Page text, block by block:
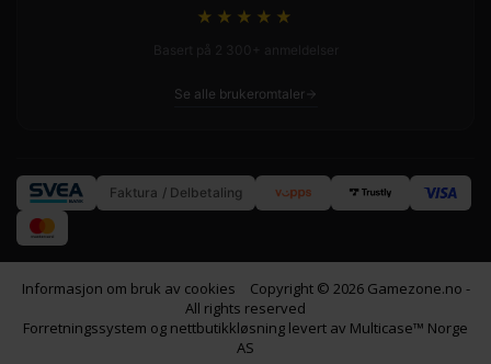
★★★★ ★
Se alle brukeromtaler
Faktura / Delbetaling
Informasjon om bruk av cookies
Copyright © 2026 Gamezone.no -
All rights reserved
Forretningssystem og nettbutikkløsning levert av Multicase™ Norge
AS